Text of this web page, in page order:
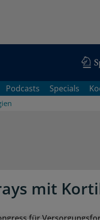
Podcasts Specials
mit